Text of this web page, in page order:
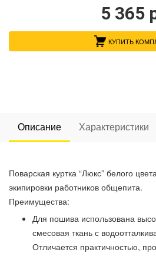
5 365
КУПИТЬ
Описание Характеристики
Поварская куртка “Люкс” белого
экипировки работников общепита.
Преимущества:
Для пошива использована
смесовая ткань с
Отличается практичностью,